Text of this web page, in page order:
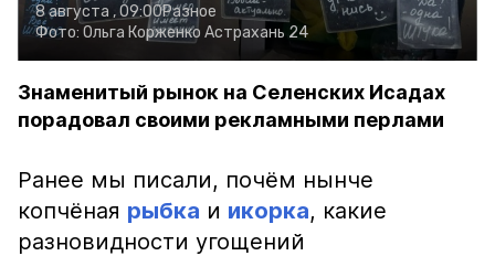
8 августа , 09:00Разное
Фото: Ольга Корженко Астрахань 24
Знаменитый рынок на Селенских Исадах
порадовал своими рекламными перлами
Ранее мы писали, почём нынче
копчёная рыбка и икорка, какие
разновидности угощений